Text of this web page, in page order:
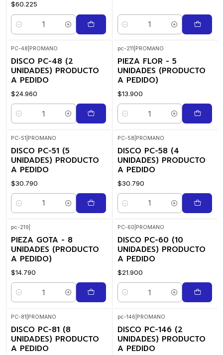
$60.225
Cantidad Cantidad
PC-48 PROMANO
DISCO PC-48 (2
UNIDADES) PRODUCTO
A PEDIDO
$24.960
Cantidad
pc-211 PROMANO
PIEZA FLOR - 5
UNIDADES (PRODUCTO
A PEDIDO)
$13.900
Cantidad
PC-51 PROMANO
DISCO PC-51 (5
UNIDADES) PRODUCTO
A PEDIDO
$30.790
Cantidad
PC-58 PROMANO
DISCO PC-58 (4
UNIDADES) PRODUCTO
A PEDIDO
$30.790
Cantidad
pc-219
PIEZA GOTA - 8
UNIDADES (PRODUCTO
A PEDIDO)
$14.790
Cantidad
PC-60 PROMANO
DISCO PC-60 (10
UNIDADES) PRODUCTO
A PEDIDO
$21.900
Cantidad
PC-81 PROMANO
DISCO PC-81 (8
UNIDADES) PRODUCTO
A PEDIDO
pc-146 PROMANO
DISCO PC-146 (2
UNIDADES) PRODUCTO
A PEDIDO